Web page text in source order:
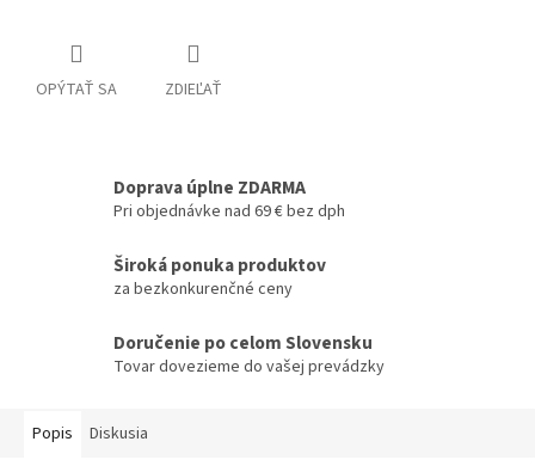
OPÝTAŤ SA ZDIEĽAŤ
Doprava úplne ZDARMA
Pri objednávke nad 69 € bez dph
Široká ponuka produktov
za bezkonkurenčné ceny
Doručenie po celom Slovensku
Tovar dovezieme do vašej prevádzky
Popis Diskusia